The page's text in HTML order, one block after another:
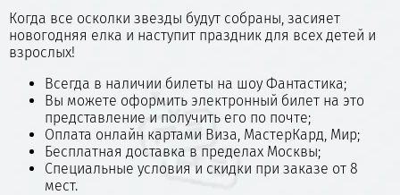
Когда все осколки звезды будут собраны, засияет
новогодняя елка и наступит праздник для всех детей и
взрослых!
Всегда в наличии билеты на шоу Фантастика;
Вы можете оформить электронный билет на это
представление и получить его по почте;
Оплата онлайн картами Виза, МастерКард, Мир;
Бесплатная доставка в пределах Москвы;
Специальные условия и скидки при заказе от 8
мест.